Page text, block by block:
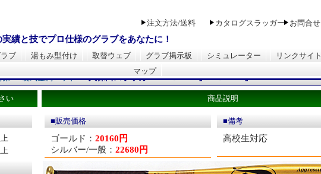
績と技でプロ仕様のグラブをあなたに！
係 > 硬式金属バット > 久保田スラッガー 『BAT-53』 『BAT-52』
い 商品説明
■販売価格 ■備考
ゴールド： 20160円
シルバー/一般： 22680円
高校生対応
ブ 湯もみ型付け 取替ウェブ グラブ掲示板 シミュレーター リンクサイト
マップ
お問合せ
カタログスラッガー
注文方法/送料